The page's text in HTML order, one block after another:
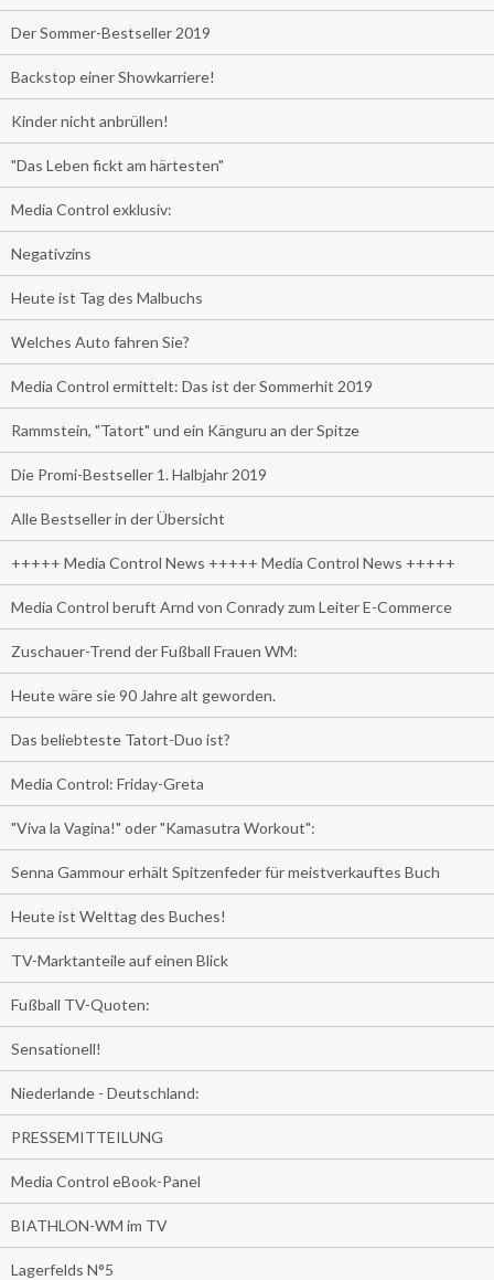
Der Sommer-Bestseller 2019
Backstop einer Showkarriere!
Kinder nicht anbrüllen!
"Das Leben fickt am härtesten"
Media Control exklusiv:
Negativzins
Heute ist Tag des Malbuchs
Welches Auto fahren Sie?
Media Control ermittelt: Das ist der Sommerhit 2019
Rammstein, "Tatort" und ein Känguru an der Spitze
Die Promi-Bestseller 1. Halbjahr 2019
Alle Bestseller in der Übersicht
+++++ Media Control News +++++ Media Control News +++++
Media Control beruft Arnd von Conrady zum Leiter E-Commerce
Zuschauer-Trend der Fußball Frauen WM:
Heute wäre sie 90 Jahre alt geworden.
Das beliebteste Tatort-Duo ist?
Media Control: Friday-Greta
"Viva la Vagina!" oder "Kamasutra Workout":
Senna Gammour erhält Spitzenfeder für meistverkauftes Buch
Heute ist Welttag des Buches!
TV-Marktanteile auf einen Blick
Fußball TV-Quoten:
Sensationell!
Niederlande - Deutschland:
PRESSEMITTEILUNG
Media Control eBook-Panel
BIATHLON-WM im TV
Lagerfelds N°5